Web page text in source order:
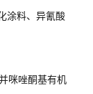
涂料、异氰酸
咪唑酮基有机